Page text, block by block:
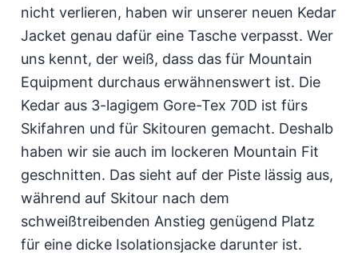
nicht verlieren, haben wir unserer neuen Kedar
Jacket genau dafür eine Tasche verpasst. Wer
uns kennt, der weiß, dass das für Mountain
Equipment durchaus erwähnenswert ist. Die
Kedar aus 3-lagigem Gore-Tex 70D ist fürs
Skifahren und für Skitouren gemacht. Deshalb
haben wir sie auch im lockeren Mountain Fit
geschnitten. Das sieht auf der Piste lässig aus,
während auf Skitour nach dem
schweißtreibenden Anstieg genügend Platz
für eine dicke Isolationsjacke darunter ist.